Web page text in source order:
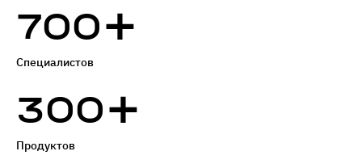
700+
Специалистов
300+
Продуктов